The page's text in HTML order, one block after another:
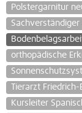
Polstergarnitur
orthopädische
Tierarzt
Kursleiter